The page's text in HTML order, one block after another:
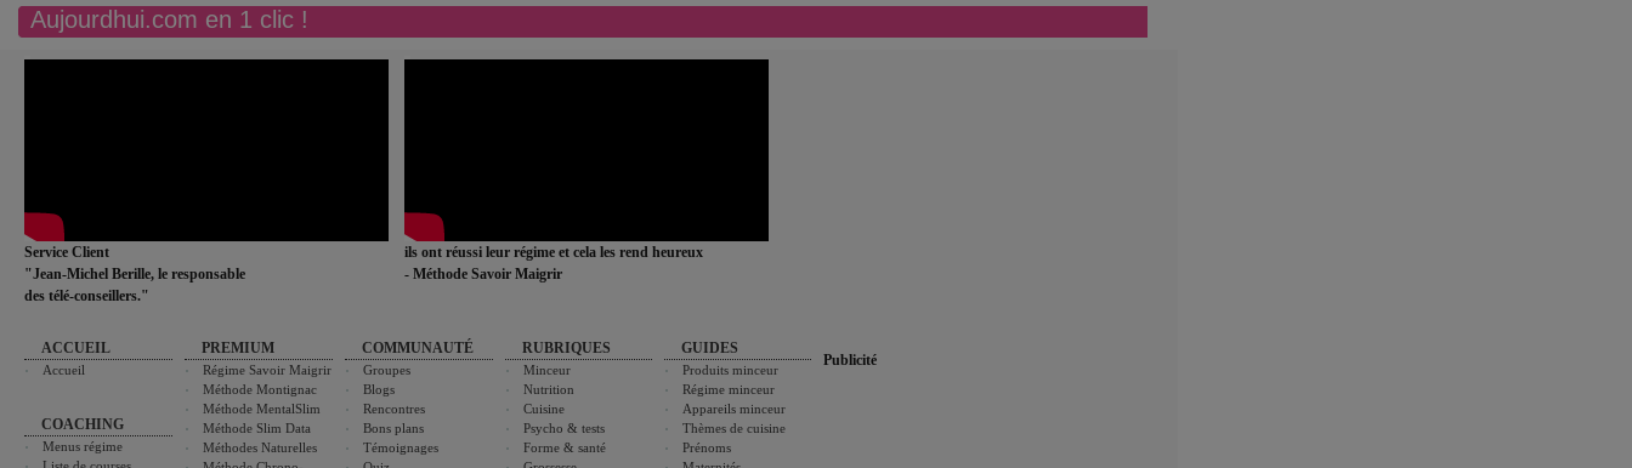
Aujourdhui.com en 1 clic !
Service Client
"Jean-Michel Berille, le responsable
des télé-conseillers."
ils ont réussi leur régime et cela les rend heureux
- Méthode Savoir Maigrir
ACCUEIL
Accueil
COACHING
Menus régime
PREMIUM
Régime Savoir Maigrir
Méthode Montignac
Méthode MentalSlim
Méthode Slim Data
Méthodes Naturelles
COMMUNAUTÉ
Groupes
Blogs
Rencontres
Bons plans
Témoignages
RUBRIQUES
Minceur
Nutrition
Cuisine
Psycho & tests
Forme & santé
GUIDES
Produits minceur
Régime minceur
Appareils minceur
Thèmes de cuisine
Prénoms
Publicité